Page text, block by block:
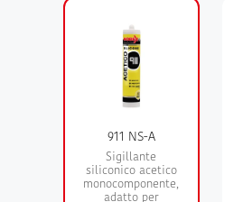
911 NS-A
Sigillante
siliconico acetico
monocomponente,
adatto per